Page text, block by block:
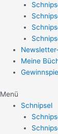
Meine
Menü
Schnipsel